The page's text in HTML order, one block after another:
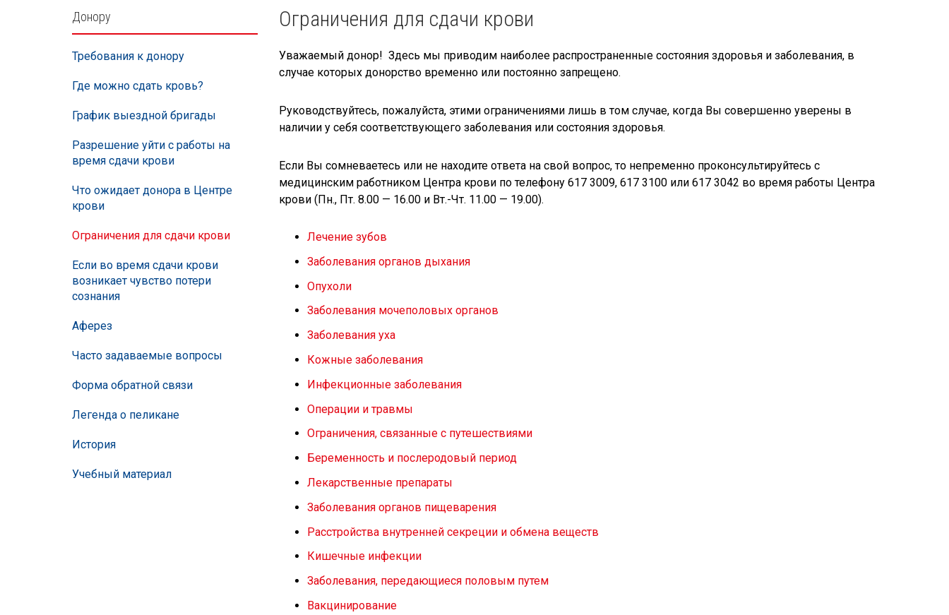
Külgpaani
navigatsioon
Донору
Требования к донору
Где можно сдать кровь?
График выездной бригады
Разрешение уйти с работы на
время сдачи крови
Что ожидает донора в Центре
крови
Ограничения для сдачи крови
Если во время сдачи крови
возникает чувство потери
сознания
Аферез
Часто задаваемые вопросы
Форма обратной связи
Легенда о пеликане
История
Учебный материал
Ограничения для сдачи крови
Уважаемый донор! Здесь мы приводим наиболее распространенные состояния здоровья и заболевания, в
случае которых донорство временно или постоянно запрещено.
Руководствуйтесь, пожалуйста, этими ограничениями лишь в том случае, когда Вы совершенно уверены в
наличии у себя соответствующего заболевания или состояния здоровья.
Если Вы сомневаетесь или не находите ответа на свой вопрос, то непременно проконсультируйтесь с
медицинским работником Центра крови по телефону 617 3009, 617 3100 или 617 3042 во время работы Центра
крови (Пн., Пт. 8.00 — 16.00 и Вт.-Чт. 11.00 — 19.00).
Лечение зубов
Заболевания органов дыхания
Опухоли
Заболевания мочеполовых органов
Заболевания уха
Кожные заболевания
Инфекционные заболевания
Операции и травмы
Ограничения, связанные с путешествиями
Беременность и послеродовый период
Лекарственные препараты
Заболевания органов пищеварения
Расстройства внутренней секреции и обмена веществ
Кишечные инфекции
Заболевания, передающиеся половым путем
Вакцинирование